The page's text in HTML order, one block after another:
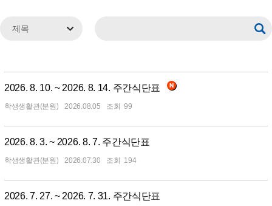
2026. 8. 10. ~ 2026. 8. 14. 주간식단표
학생생활관(분원) 2026.08.05 99
2026. 8. 3. ~ 2026. 8. 7. 주간식단표
학생생활관(분원) 2026.07.30 194
2026. 7. 27. ~ 2026. 7. 31. 주간식단표